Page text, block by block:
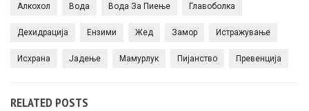
Алкохол Вода Вода За Пиење Главоболка
Дехидрација Ензими Жед Замор Истражување
Исхрана Јадење Мамурлук Пијанство Превенција
RELATED POSTS